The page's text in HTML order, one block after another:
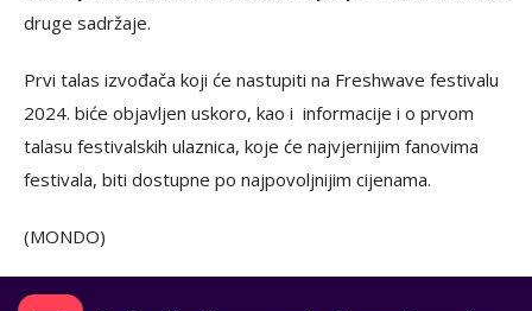
druge sadržaje.
Prvi talas izvođača koji će nastupiti na Freshwave festivalu
2024. biće objavljen uskoro, kao i informacije i o prvom
talasu festivalskih ulaznica, koje će najvjernijim fanovima
festivala, biti dostupne po najpovoljnijim cijenama.
(MONDO)